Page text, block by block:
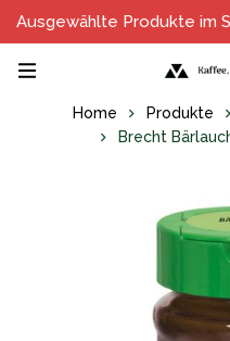
Ausgewählte Produkte im
Home Produkte
Brecht